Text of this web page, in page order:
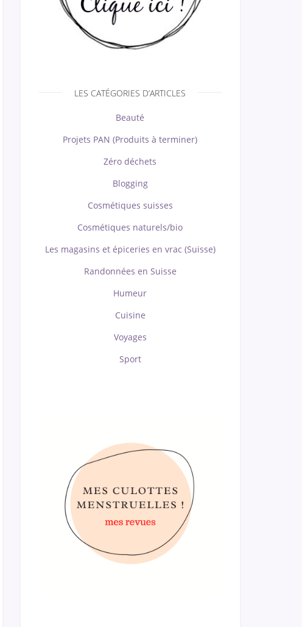
LES CATÉGORIES D’ARTICLES
Beauté
Projets PAN (Produits à terminer)
Zéro déchets
Blogging
Cosmétiques suisses
Cosmétiques naturels/bio
Les magasins et épiceries en vrac (Suisse)
Randonnées en Suisse
Humeur
Cuisine
Voyages
Sport